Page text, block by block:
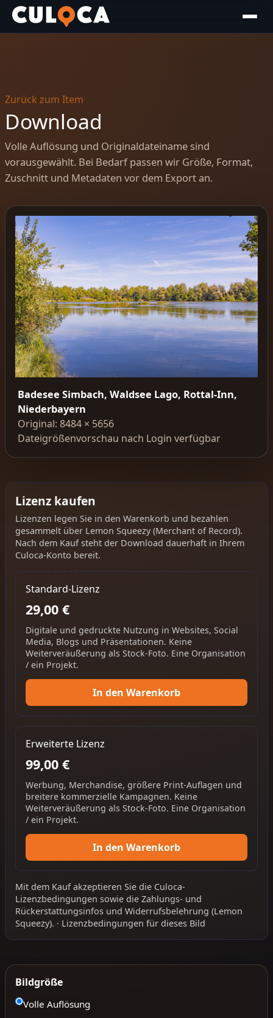
Zurück zum Item
Download
Volle Auflösung und Originaldateiname sind
vorausgewählt. Bei Bedarf passen wir Größe, Format,
Zuschnitt und Metadaten vor dem Export an.
Badesee Simbach, Waldsee Lago, Rottal-Inn,
Niederbayern
Original: 8484 × 5656
Dateigrößenvorschau nach Login verfügbar
Lizenz kaufen
Lizenzen legen Sie in den Warenkorb und bezahlen
gesammelt über Lemon Squeezy (Merchant of Record).
Nach dem Kauf steht der Download dauerhaft in Ihrem
Culoca-Konto bereit.
Standard-Lizenz
29,00 €
Digitale und gedruckte Nutzung in Websites, Social
Media, Blogs und Präsentationen. Keine
Weiterveräußerung als Stock-Foto. Eine Organisation
/ ein Projekt.
In den Warenkorb
Erweiterte Lizenz
99,00 €
Werbung, Merchandise, größere Print-Auflagen und
breitere kommerzielle Kampagnen. Keine
Weiterveräußerung als Stock-Foto. Eine Organisation
/ ein Projekt.
In den Warenkorb
Mit dem Kauf akzeptieren Sie die Culoca-
Lizenzbedingungen sowie die Zahlungs- und
Rückerstattungsinfos und Widerrufsbelehrung (Lemon
Squeezy). · Lizenzbedingungen für dieses Bild
Bildgröße
Volle Auflösung